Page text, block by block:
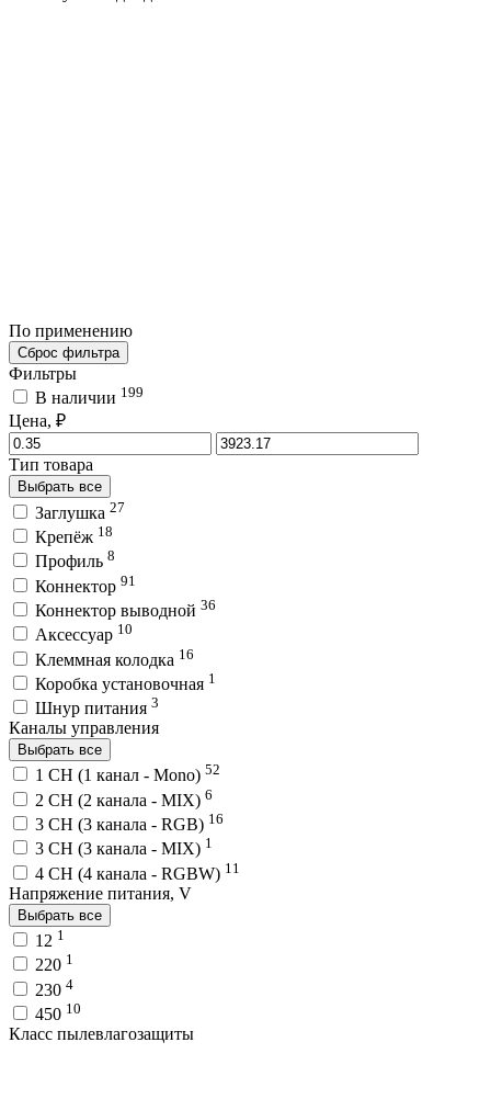
По применению
Сброс фильтра
Фильтры
В наличии 199
Цена, ₽
Тип товара
Выбрать все
Заглушка 27
Крепёж 18
Профиль 8
Коннектор 91
Коннектор выводной 36
Аксессуар 10
Клеммная колодка 16
Коробка установочная 1
Шнур питания 3
Каналы управления
Выбрать все
1 CH (1 канал - Mono) 52
2 CH (2 канала - MIX) 6
3 CH (3 канала - RGB) 16
3 CH (3 канала - MIX) 1
4 CH (4 канала - RGBW) 11
Напряжение питания, V
Выбрать все
12 1
220 1
230 4
450 10
Класс пылевлагозащиты